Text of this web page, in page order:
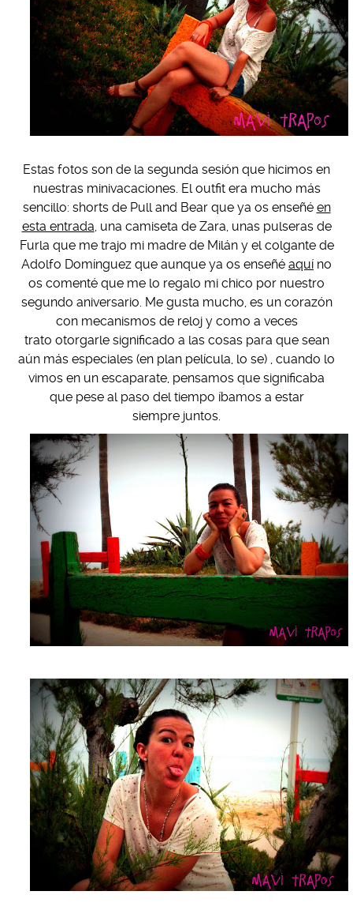
Estas fotos son de la segunda sesión que hicimos en
nuestras minivacaciones. El outfit era mucho más
sencillo: shorts de Pull and Bear que ya os enseñé en
esta entrada, una camiseta de Zara, unas pulseras de
Furla que me trajo mi madre de Milán y el colgante de
Adolfo Domínguez que aunque ya os enseñé aquí no
os comenté que me lo regalo mi chico por nuestro
segundo aniversario. Me gusta mucho, es un corazón
con mecanismos de reloj y como a veces
trato otorgarle significado a las cosas para que sean
aún más especiales (en plan película, lo se) , cuando lo
vimos en un escaparate, pensamos que significaba
que pese al paso del tiempo íbamos a estar
siempre juntos.